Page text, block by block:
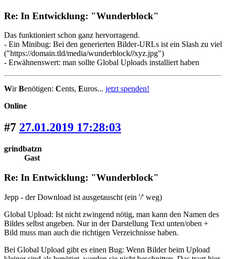
Re: In Entwicklung: "Wunderblock"
Das funktioniert schon ganz hervorragend.
- Ein Minibug: Bei den generierten Bilder-URLs ist ein Slash zu viel
("https://domain.tld/media/wunderblock//xyz.jpg")
- Erwähnenswert: man sollte Global Uploads installiert haben
WirBenötigen: Cents, Euros... jetzt spenden!
Online
#7 27.01.2019 17:28:03
grindbatzn
Gast
Re: In Entwicklung: "Wunderblock"
Jepp - der Download ist ausgetauscht (ein '/' weg)
Global Upload: Ist nicht zwingend nötig, man kann den Namen des
Bildes selbst angeben. Nur in der Darstellung Text unten/oben +
Bild muss man auch die richtigen Verzeichnisse haben.
Bei Global Upload gibt es einen Bug: Wenn Bilder beim Upload